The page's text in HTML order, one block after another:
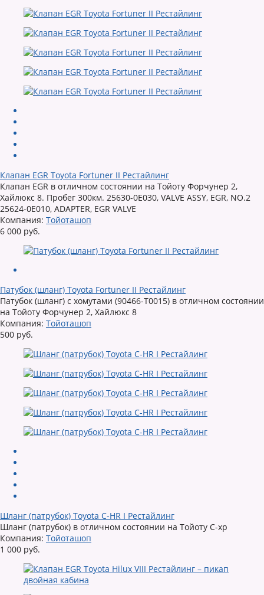
Клапан EGR Toyota Fortuner II Рестайлинг
Клапан EGR в отличном состоянии на Тойоту Форчунер 2,
Хайлюкс 8. Пробег 300км. 25630-0E030, VALVE ASSY, EGR, NO.2
25624-0E010, ADAPTER, EGR VALVE
Компания: Тойоташоп
6 000 руб.
Патубок (шланг) Toyota Fortuner II Рестайлинг
Патубок (шланг) с хомутами (90466-T0015) в отличном состоянии
на Тойоту Форчунер 2, Хайлюкс 8
Компания: Тойоташоп
500 руб.
Шланг (патрубок) Toyota C-HR I Рестайлинг
Шланг (патрубок) в отличном состоянии на Тойоту С-хр
Компания: Тойоташоп
1 000 руб.